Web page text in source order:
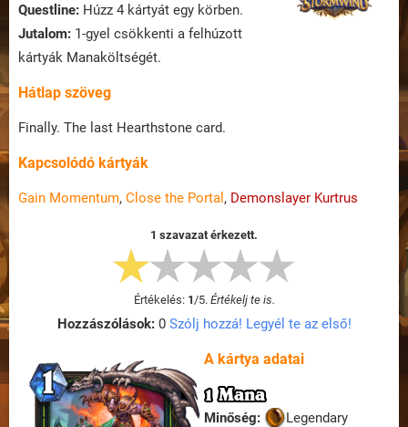
Questline: Húzz 4 kártyát egy körben.
Jutalom: 1-gyel csökkenti a felhúzott
kártyák Manaköltségét.
Hátlap szöveg
Finally. The last Hearthstone card.
Kapcsolódó kártyák
Gain Momentum, Close the Portal , Demonslayer Kurtrus
1 szavazat érkezett.
Értékelés: 1/5. Értékelj te is.
Hozzászólások:0 Szólj hozzá! Legyél te az első!
A kártya adatai
1 Mana
Minőség:
Legendary